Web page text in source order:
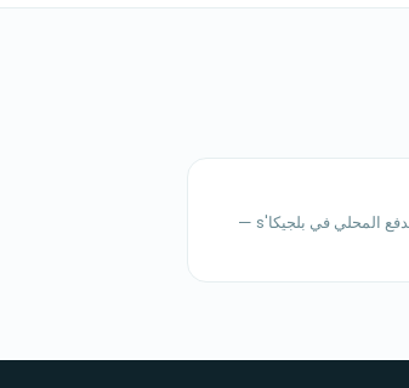
Bancontact — نظام الدفع المحلي في بلجيكا's —